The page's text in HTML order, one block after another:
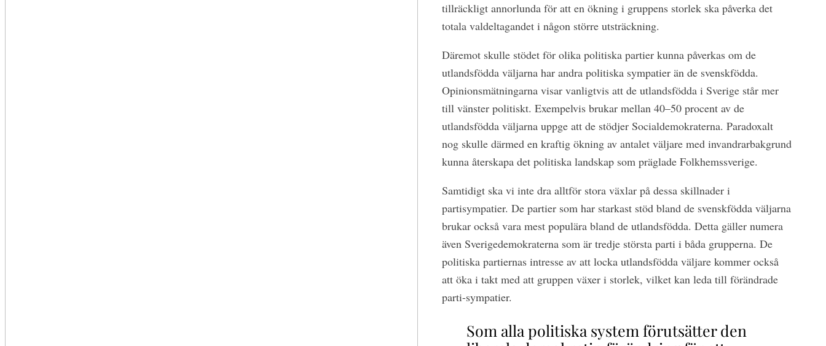
tillräckligt annorlunda för att en ökning i gruppens storlek ska påverka det
totala valdeltagandet i någon större utsträckning.
Däremot skulle stödet för olika politiska partier kunna påverkas om de
utlandsfödda väljarna har andra politiska sympatier än de svenskfödda.
Opinionsmätningarna visar vanligtvis att de utlandsfödda i Sverige står mer
till vänster politiskt. Exempelvis brukar mellan 40–50 procent av de
utlandsfödda väljarna uppge att de stödjer Socialdemokraterna. Paradoxalt
nog skulle därmed en kraftig ökning av antalet väljare med invandrarbakgrund
kunna återskapa det politiska landskap som präglade Folkhemssverige.
Samtidigt ska vi inte dra alltför stora växlar på dessa skillnader i
partisympatier. De partier som har starkast stöd bland de svenskfödda väljarna
brukar också vara mest populära bland de utlandsfödda. Detta gäller numera
även Sverigedemokraterna som är tredje största parti i båda grupperna. De
politiska partiernas intresse av att locka utlandsfödda väljare kommer också
att öka i takt med att gruppen växer i storlek, vilket kan leda till förändrade
parti-sympatier.
Som alla politiska system förutsätter den